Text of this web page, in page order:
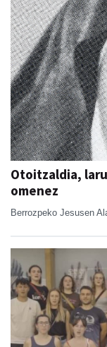
Otoitzaldia,
omenez
Berrozpeko Jesusen